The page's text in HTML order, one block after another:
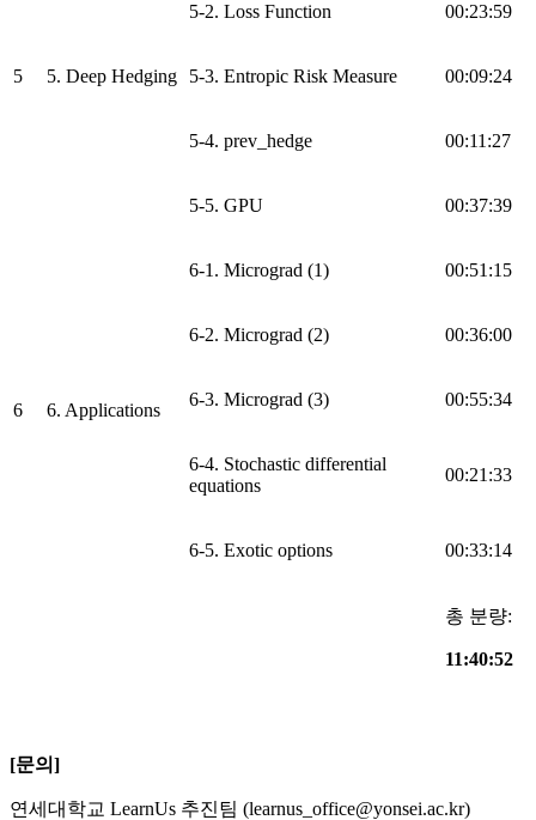
5 5. Deep Hedging
5-2. Loss Function 00:23:59
5-3. Entropic Risk Measure 00:09:24
5-4. prev_hedge 00:11:27
5-5. GPU 00:37:39
6 6. Applications
6-1. Micrograd (1) 00:51:15
6-2. Micrograd (2) 00:36:00
6-3. Micrograd (3) 00:55:34
6-4. Stochastic differential
equations
00:21:33
6-5. Exotic options 00:33:14
총 분량:
11:40:52
[문의]
연세대학교 LearnUs 추진팀 (learnus_office@yonsei.ac.kr)